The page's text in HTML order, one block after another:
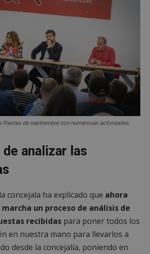
Fiestas de septiembre con numerosas actividades
analizar las
concejala ha explicado que ahora
un proceso de análisis de
recibidas para poner todos los
en nuestra mano para llevarlos a
desde la concejalía, poniendo en